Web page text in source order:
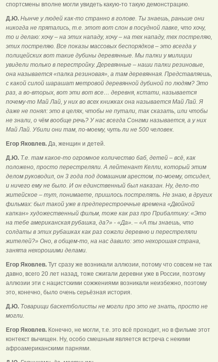
спортсмены вполне могли увидеть какую-то такую демонстрацию.
Д.Ю. Нынче у людей как-то странно в голове. Ты знаешь, раньше они
никогда не прятались, т.е. этот вот слон в посудной лавке, что хочу,
то и делаю: хочу – на этих нападу, хочу – на тех нападу, тех постреляю,
этих постреляю. Все показы массовых беспорядков – это всегда у
полицейских вот такие дубины деревянные. Мы палки у милиции
увидели только в перестройку. Деревянные – наши палки резиновые,
она называется «палка резиновая», а там деревянная. Представляешь,
с какой силой шарашат метровой деревянной дубиной по людям? Это
раз, а во-вторых, вот эти вот все… деревня, кстати, называется
почему-то Май Лай, у них во всех книжках она называется Май Лай. Я
даже не понял: это в целях, чтобы не путали, так сказать, или чтобы
не знали, о чём вообще речь? У нас всегда Сонгми называется, а у них
Май Лай. Убили они там, по-моему, чуть ли не 500 человек.
Егор Яковлев. Да, женщин и детей.
Д.Ю. Т.е. там какое-то огромное количество баб, детей – всё, как
положено, просто перестреляли. А лейтенант Келли, который этим
делом руководил, он 3 года под домашним арестом, по-моему, отсидел,
и ничего ему не было. И он единственный был наказан. Ну, дело-то
житейское – тут, понимаете, пришлось пострелять. Не знаю, в других
фильмах: был такой уже в предперестроечные времена «Двойной
капкан» художественный фильм, тоже как раз про Прибалтику: «Это
на тебе американская рубашка, да?» - «Да». – «А ты знаешь, что
солдаты в этих рубашках как раз сожгли деревню и перестреляли
жителей?» Оно, в общем-то, на нас давило: это нехорошая страна,
занята нехорошими делами.
Егор Яковлев. Тут сразу же возникали аллюзии, потому что совсем не так
давно, всего 20 лет назад, тоже сжигали деревни уже в России, поэтому
аллюзии эти с нацистскими сожжениями возникали неизбежно, поэтому
это, конечно, было очень серьёзная история.
Д.Ю. Товарищи баскетболисты не могли про это не знать, просто не
могли.
Егор Яковлев. Конечно, не могли, т.е. это всё проходит, но в фильме этот
контекст вычищен. Ну, особо смешным является встреча с некими
афроамериканскими парнями.